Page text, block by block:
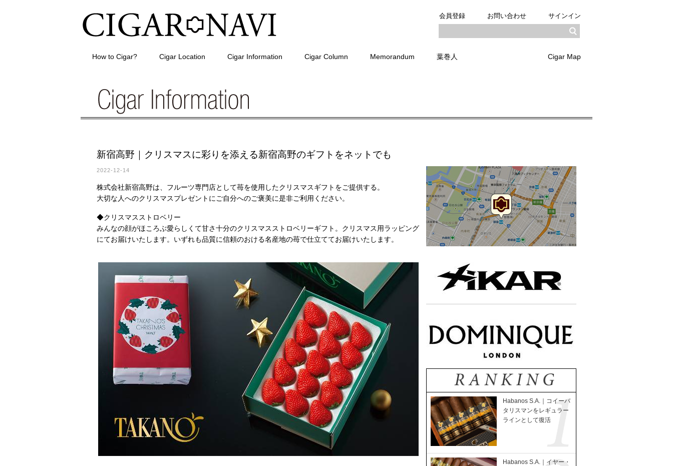
会員登録 お問い合わせ サインイン
How to Cigar? Cigar Location Cigar Information Cigar Column Memorandum 葉巻人 Cigar Map
新宿高野｜クリスマスに彩りを添える新宿高野のギフトをネットでも
2022-12-14
株式会社新宿高野は、フルーツ専門店として苺を使用したクリスマスギフトをご提供する。
大切な人へのクリスマスプレゼントにご自分へのご褒美に是非ご利用ください。
◆クリスマスストロベリー
みんなの顔がほころぶ愛らしくて甘さ十分のクリスマスストロベリーギフト。クリスマス用ラッピング
にてお届けいたします。いずれも品質に信頼のおける名産地の苺で仕立ててお届けいたします。
Habanos S.A.｜コイーバ
タリスマンをレギュラー
ラインとして復活
Habanos S.A.｜イヤー・